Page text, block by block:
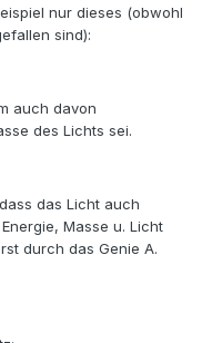
nur dieses (obwohl
sind):
auch davon
des Lichts sei.
das Licht auch
Masse u. Licht
durch das Genie A.